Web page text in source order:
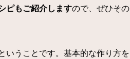
ピもご紹介しますので、ぜひその
いうことです。基本的な作り方を